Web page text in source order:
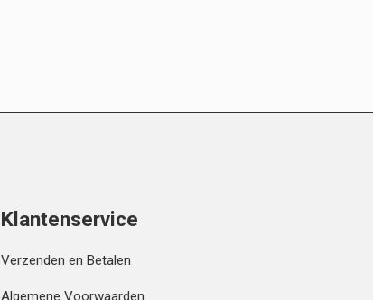
Klantenservice
Verzenden en Betalen
Algemene Voorwaarden